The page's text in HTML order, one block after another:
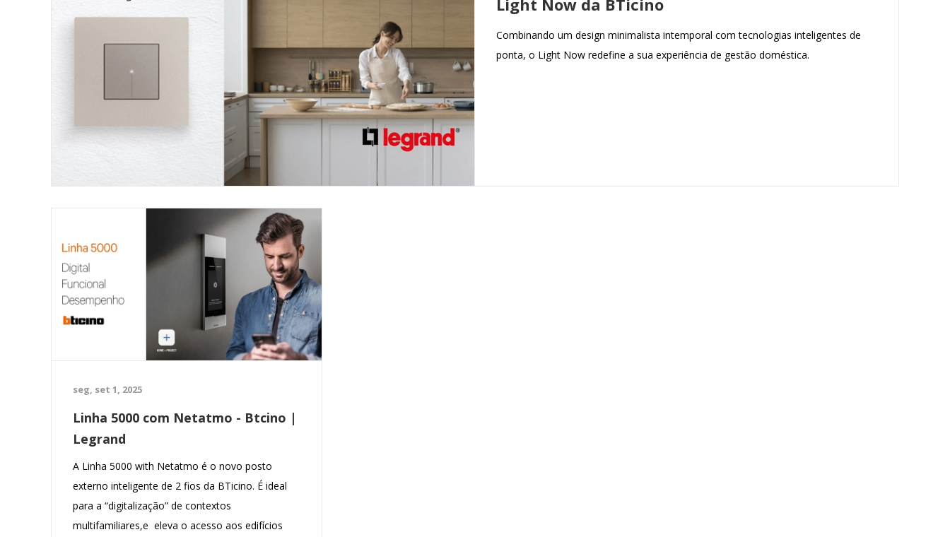
Light Now da BTicino
Combinando um design minimalista intemporal com tecnologias inteligentes de
ponta, o Light Now redefine a sua experiência de gestão doméstica.
seg, set 1, 2025
Linha 5000 com Netatmo - Btcino |
Legrand
A Linha 5000 with Netatmo é o novo posto
externo inteligente de 2 fios da BTicino. É ideal
para a “digitalização” de contextos
multifamiliares,e eleva o acesso aos edifícios